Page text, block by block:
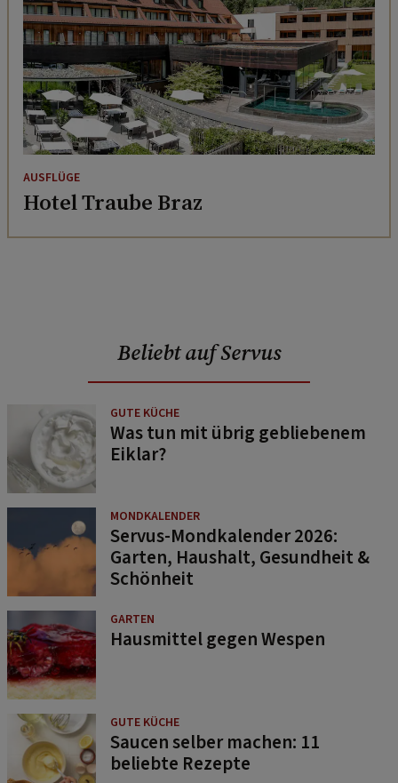
AUSFLÜGE
Hotel Traube Braz
Beliebt auf Servus
GUTE KÜCHE
Was tun mit übrig gebliebenem
Eiklar?
MONDKALENDER
Servus-Mondkalender 2026:
Garten, Haushalt, Gesundheit &
Schönheit
GARTEN
Hausmittel gegen Wespen
GUTE KÜCHE
Saucen selber machen: 11
beliebte Rezepte